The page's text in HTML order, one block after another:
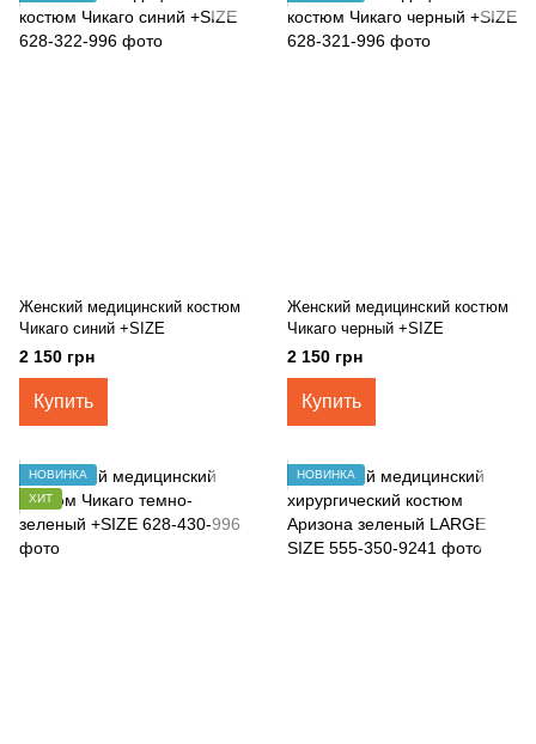
Женский медицинский костюм
Чикаго синий +SIZE
2 150 грн
Купить
Женский медицинский костюм
Чикаго черный +SIZE
2 150 грн
Купить
НОВИНКА
ХИТ
НОВИНКА